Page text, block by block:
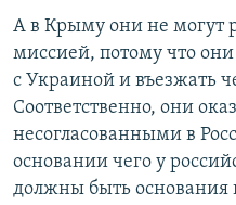
А в Крыму они не могут
миссией, потому что
с Украиной и въезжать
Соответственно, они
несогласованными в
основании чего у
должны быть основания